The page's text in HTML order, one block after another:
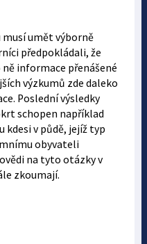
umět výborně
předpokládali, že
informace přenášené
výzkumů zde daleko
Poslední výsledky
schopen například
v půdě, jejíž typ
obyvateli
na tyto otázky v
zkoumají.